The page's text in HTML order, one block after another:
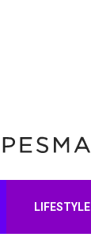
LIFESTYLE